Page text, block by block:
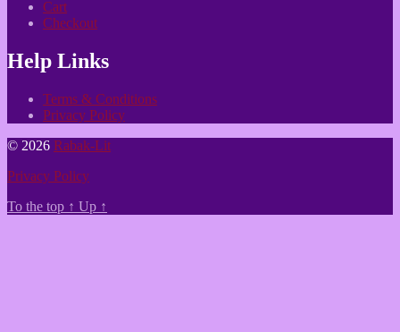
Cart
Checkout
Help Links
Terms & Conditions
Privacy Policy
© 2026 Rabak-Lit
Privacy Policy
To the top ↑ Up ↑